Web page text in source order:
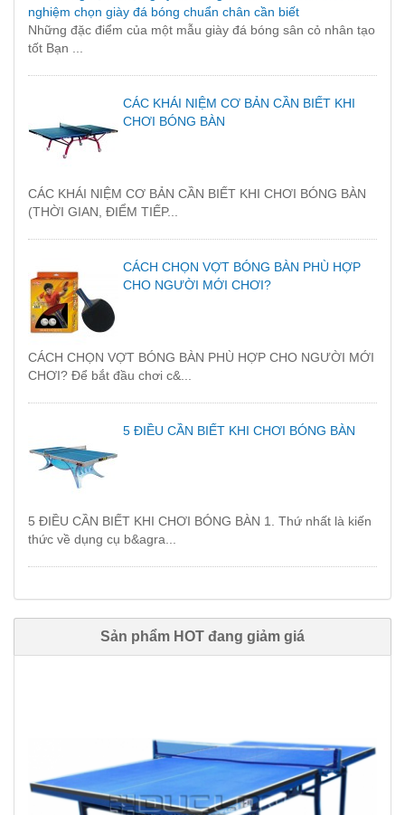
nghiệm chọn giày đá bóng chuẩn chân cần biết
Những đặc điểm của một mẫu giày đá bóng sân cỏ nhân tạo
tốt Bạn ...
CÁC KHÁI NIỆM CƠ BẢN CẦN BIẾT KHI
CHƠI BÓNG BÀN
CÁC KHÁI NIỆM CƠ BẢN CẦN BIẾT KHI CHƠI BÓNG BÀN
(THỜI GIAN, ĐIỂM TIẾP...
CÁCH CHỌN VỢT BÓNG BÀN PHÙ HỢP
CHO NGƯỜI MỚI CHƠI?
CÁCH CHỌN VỢT BÓNG BÀN PHÙ HỢP CHO NGƯỜI MỚI
CHƠI? Để bắt đầu chơi c&...
5 ĐIỀU CẦN BIẾT KHI CHƠI BÓNG BÀN
5 ĐIỀU CẦN BIẾT KHI CHƠI BÓNG BÀN 1. Thứ nhất là kiến
thức về dụng cụ b&agra...
Sản phẩm HOT đang giảm giá